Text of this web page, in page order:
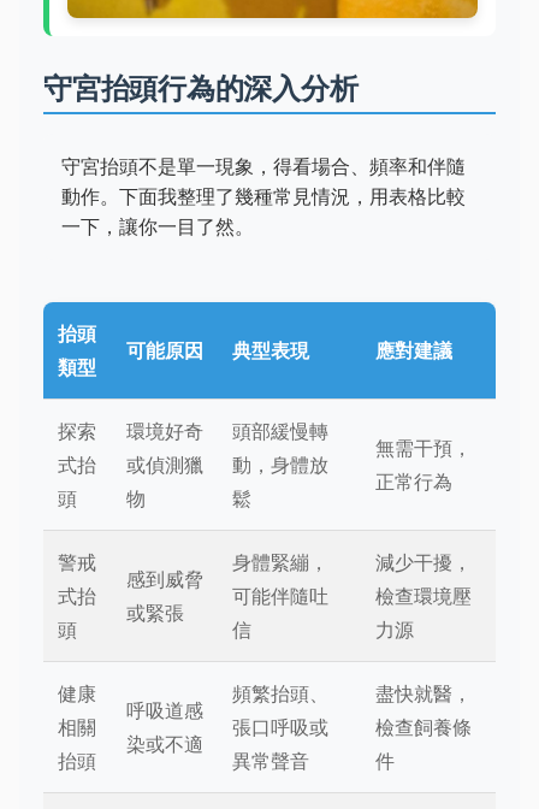
守宮抬頭行為的深入分析
守宮抬頭不是單一現象，得看場合、頻率和伴隨
動作。下面我整理了幾種常見情況，用表格比較
一下，讓你一目了然。
抬頭
類型
可能原因 典型表現 應對建議
探索
式抬
頭
環境好奇
或偵測獵
物
頭部緩慢轉
動，身體放
鬆
無需干預，
正常行為
警戒
式抬
頭
感到威脅
或緊張
身體緊繃，
可能伴隨吐
信
減少干擾，
檢查環境壓
力源
健康
相關
抬頭
呼吸道感
染或不適
頻繁抬頭、
張口呼吸或
異常聲音
盡快就醫，
檢查飼養條
件